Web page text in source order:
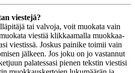
viestejä?
tai valvoja, voit muokata vain
viestiä klikkaamalla muokkaa-
viestissä. Joskus painike toimii vain
jälkeen. Jos joku on jo vastannut
palatessasi pienen tekstin viestisi